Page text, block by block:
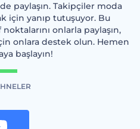
paylaşın. Takipçiler moda
için yanıp tutuşuyor. Bu
onlarla paylaşın,
onlara destek olun. Hemen
başlayın!